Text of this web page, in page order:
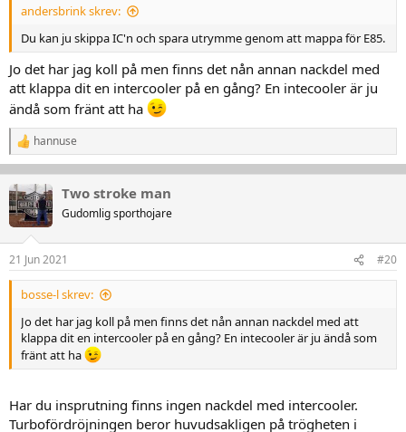
andersbrink skrev:
Du kan ju skippa IC'n och spara utrymme genom att mappa för E85.
Jo det har jag koll på men finns det nån annan nackdel med
att klappa dit en intercooler på en gång? En intecooler är ju
ändå som fränt att ha
R
e
a
k
t
i
n
e
r
hannuse
Two stroke man
Gudomlig sporthojare
21 Jun 2021 #20
bosse-l skrev:
Jo det har jag koll på men finns det nån annan nackdel med att
klappa dit en intercooler på en gång? En intecooler är ju ändå som
fränt att ha
Har du insprutning finns ingen nackdel med intercooler.
Turbofördröjningen beror huvudsakligen på trögheten i